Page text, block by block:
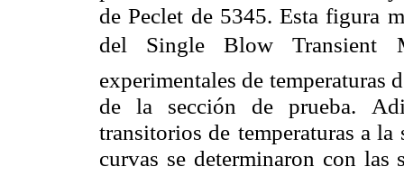
de Peclet de 5345. Esta figura
del Single Blow Transient
experimentales de temperaturas
de la sección de prueba.
transitorios de temperaturas a la
curvas se determinaron con las